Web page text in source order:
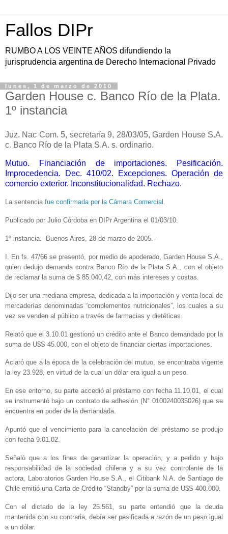
Fallos DIPr
RUMBO A LOS VEINTE AÑOS difundiendo la
jurisprudencia argentina de Derecho Internacional Privado
lunes, 1 de marzo de 2010
Garden House c. Banco Río de la Plata.
1º instancia
Juz. Nac Com. 5, secretaría 9, 28/03/05, Garden House S.A.
c. Banco Río de la Plata S.A. s. ordinario.
Mutuo. Financiación de importaciones. Pesificación.
Improcedencia. Dec. 410/02. Excepciones. Operación de
comercio exterior. Inconstitucionalidad. Rechazo.
La sentencia fue confirmada por la Cámara Comercial .
Publicado por Julio Córdoba en DIPr Argentina el 01/03/10.
1º instancia.- Buenos Aires, 28 de marzo de 2005.-
I. En fs. 47/66 se presentó, por medio de apoderado, Garden House S.A.,
quien dedujo demanda contra Banco Río de la Plata S.A., con el objeto
de reclamar la suma de $ 85.040,42, con más intereses y costas.
Dijo ser una mediana empresa, dedicada a la importación y venta local de
mercaderías denominadas “complementos nutricionales”, los cuales a su
vez se venden al público a través de farmacias y dietéticas.
Relató que el 3.10.01 gestionó un crédito ante el Banco demandado por la
suma de U$S 45.000, con el objeto de financiar ciertas importaciones.
Aclaró que a la época de la celebración del mutuo, se encontraba vigente
la ley 23.928, en virtud de la cual un dólar era igual a un peso.
En ese entorno, su parte accedió al préstamo con fecha 11.10.01, el cual
se instrumentó bajo un contrato de adhesión (N° 0100240035026) que se
encuentra en poder de la demandada.
Apuntó que el vencimiento para la cancelación del préstamo se produjo
con fecha 9.01.02.
Señaló que a los fines de garantizar la operación, y a pedido y bajo
responsabilidad de la sociedad chilena y a su vez controlante de la
actora, Laboratorios Garden House S.A., el Citibank N.A. de Santiago de
Chile emitió una Carta de Crédito “Standby” por la suma de U$S 400.000.
Con el dictado de la ley 25.561, su parte entendió que la deuda
mantenida con su contraria, debía ser pesificada a razón de un peso igual
a un dólar.